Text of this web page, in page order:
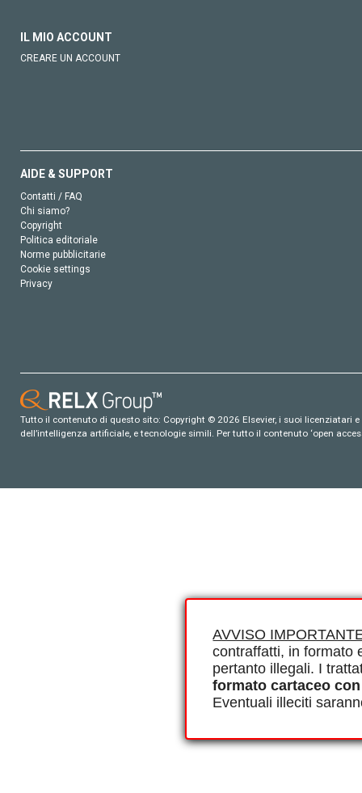
AVVISO
contraffatti, in formato
pertanto illegali. I
formato cartaceo
Eventuali illeciti
IL MIO ACCOUNT
CREARE UN ACCOUNT
AIDE & SUPPORT
Contatti / FAQ
Chi siamo?
Copyright
Politica editoriale
Norme pubblicitarie
Cookie settings
Privacy
Tutto il contenuto di questo sito: Copyright © 2026 Elsevier, i suoi
dell’intelligenza artificiale, e tecnologie simili. Per tutto il contenuto ‘open